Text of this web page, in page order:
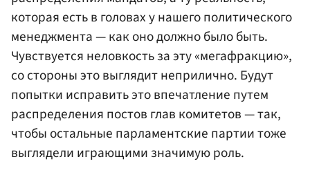
которая есть в головах у нашего политического
менеджмента — как оно должно было быть.
Чувствуется неловкость за эту «мегафракцию»,
со стороны это выглядит неприлично. Будут
попытки исправить это впечатление путем
распределения постов глав комитетов — так,
чтобы остальные парламентские партии тоже
выглядели играющими значимую роль.